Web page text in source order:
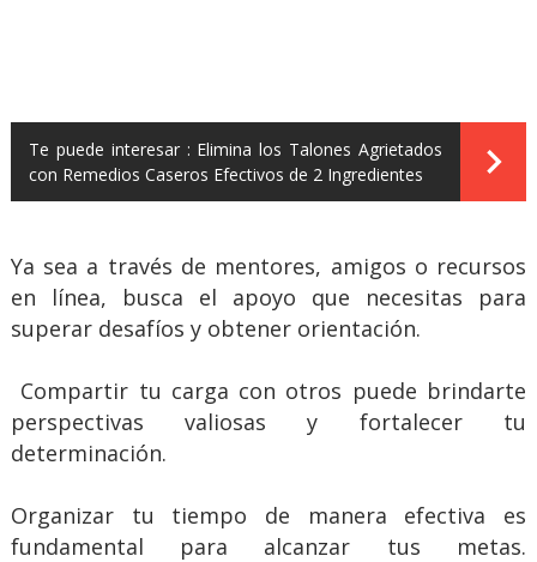
Te puede interesar : Elimina los Talones Agrietados
con Remedios Caseros Efectivos de 2 Ingredientes
Ya sea a través de mentores, amigos o recursos
en línea, busca el apoyo que necesitas para
superar desafíos y obtener orientación.
Compartir tu carga con otros puede brindarte
perspectivas valiosas y fortalecer tu
determinación.
Organizar tu tiempo de manera efectiva es
fundamental para alcanzar tus metas.